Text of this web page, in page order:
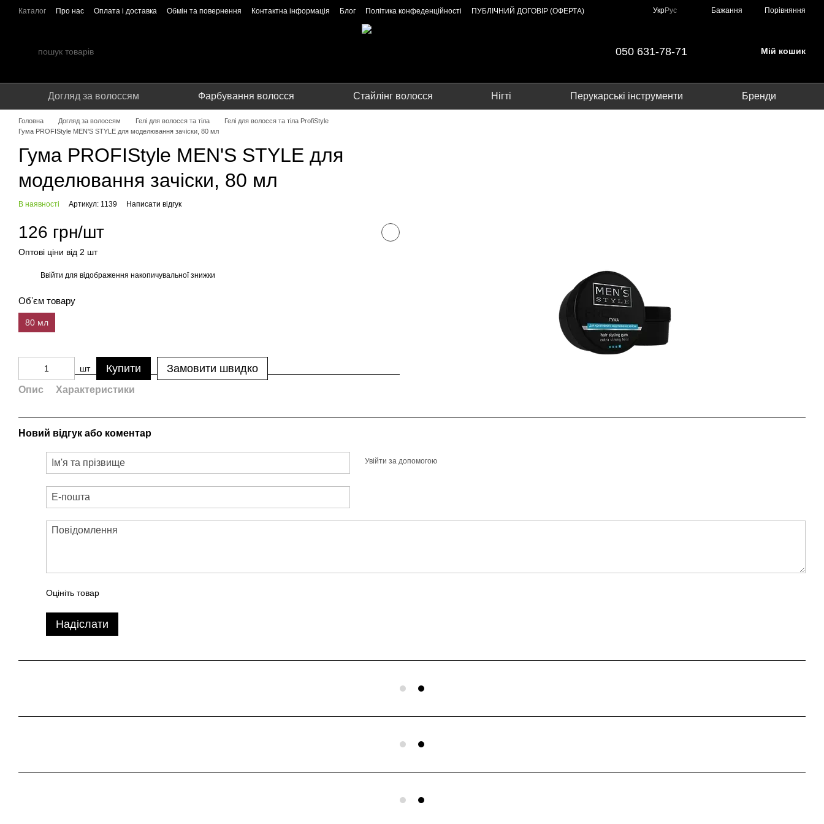
Перейти до основного контенту
Каталог Про нас Оплата і доставка Обмін та повернення Контактна інформація Блог Політика конфеденційності
ПУБЛІЧНИЙ ДОГОВІР (ОФЕРТА)
УкрРус Бажання Порівняння
050 631-78-71 Мій кошик
Догляд за волоссям Фарбування волосся Стайлінг волосся Нігті Перукарські інструменти Бренди
Головна Догляд за волоссям Гелі для волосся та тіла
Гелі для волосся та тіла ProfiStyle
Гума PROFIStyle MEN'S STYLE для моделювання зачіски, 80 мл
Гума PROFIStyle MEN'S STYLE для
моделювання зачіски, 80 мл
В наявності Артикул: 1139 Написати відгук
126 грн/шт
Оптові ціни від 2 шт
Ввійти для відображення накопичувальної знижки
Обʼєм товару
80 мл
шт Купити Замовити швидко
Опис Характеристики
Новий відгук або коментар
Увійти за допомогою
Оцініть товар
Надіслати